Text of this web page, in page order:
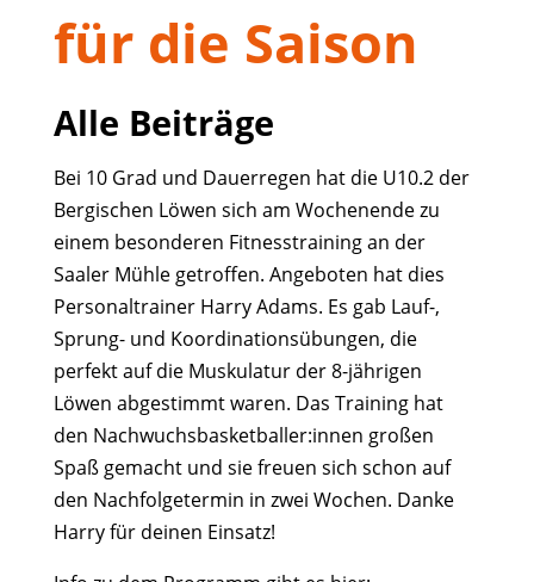
für die Saison
Alle Beiträge
Bei 10 Grad und Dauerregen hat die U10.2 der
Bergischen Löwen sich am Wochenende zu
einem besonderen Fitnesstraining an der
Saaler Mühle getroffen. Angeboten hat dies
Personaltrainer Harry Adams. Es gab Lauf-,
Sprung- und Koordinationsübungen, die
perfekt auf die Muskulatur der 8-jährigen
Löwen abgestimmt waren. Das Training hat
den Nachwuchsbasketballer:innen großen
Spaß gemacht und sie freuen sich schon auf
den Nachfolgetermin in zwei Wochen. Danke
Harry für deinen Einsatz!